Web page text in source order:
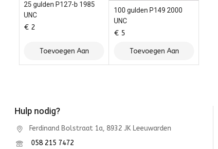
25 gulden P127-b 1985
UNC
€ 2
Toevoegen Aan
Winkelwagen
100 gulden P149 2000
UNC
€ 5
Toevoegen Aan
Winkelwagen
Hulp nodig?
Ferdinand Bolstraat 1a, 8932 JK Leeuwarden
058 215 7472